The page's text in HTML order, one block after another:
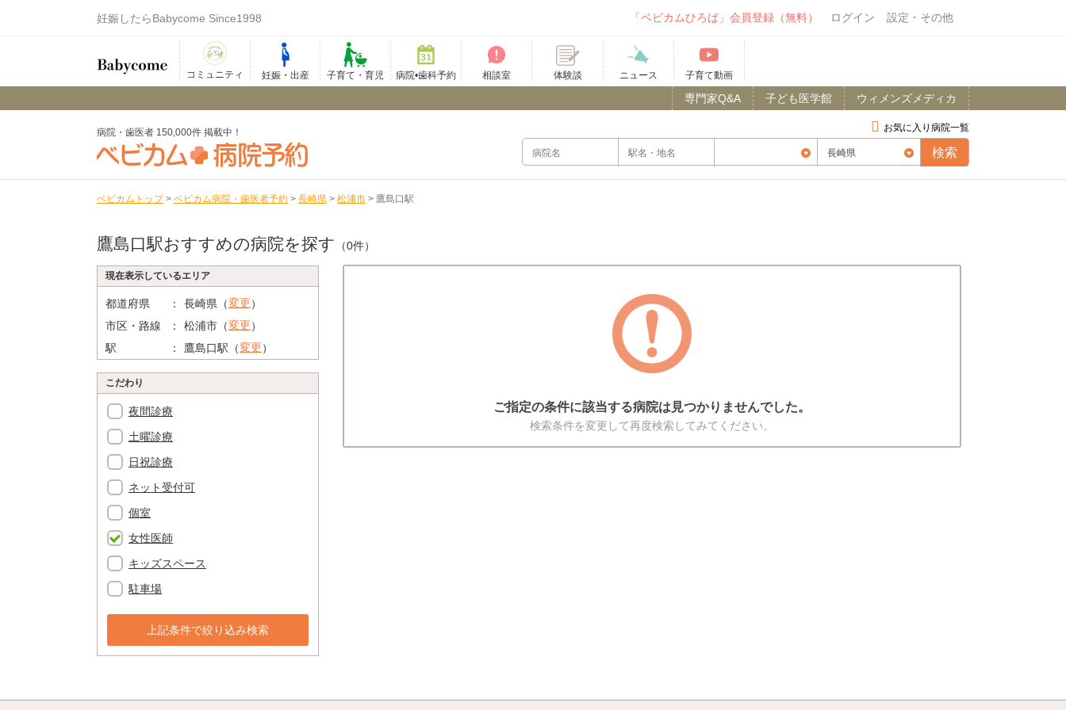
妊娠したらBabycome Since1998 「ベビカムひろば」会員登録（無料） ログイン 設定・その他
コミュニティ 妊娠・出産 子育て・育児 病院•歯科予約 相談室 体験談 ニュース 子育て動画
ウィメンズメディカ
子ども医学館
専門家Q&A
お気に入り病院一覧
病院・歯医者 150,000件 掲載中！
ベビカムトップ > ベビカム病院・歯医者予約 > 長崎県 > 松浦市 > 鷹島口駅
鷹島口駅おすすめの病院を探す （0件）
現在表示しているエリア
都道府県 長崎県（変更）
市区・路線
松浦市（変更）
駅
鷹島口駅（変更）
こだわり
夜間診療
土曜診療
日祝診療
ネット受付可
個室
女性医師
キッズスペース
駐車場
上記条件で絞り込み検索
ご指定の条件に該当する病院は見つかりませんでした。
検索条件を変更して再度検索してみてください。